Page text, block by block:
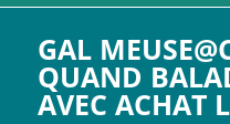
GAL
QUAND
AVEC ACHAT